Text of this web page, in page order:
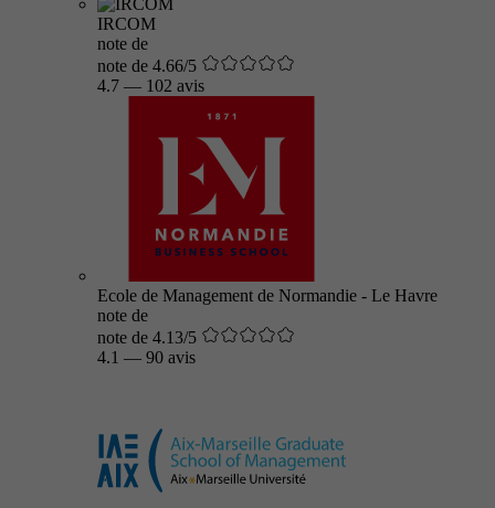
IRCOM
note de
note de 4.66/5
4.7 — 102 avis
Ecole de Management de Normandie - Le Havre
note de
note de 4.13/5
4.1 — 90 avis